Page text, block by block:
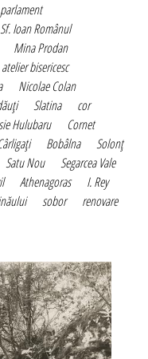
parlament
Sf. Ioan Românul
Mina Prodan
atelier bisericesc
Nicolae Colan
Slatina
cor
Hulubaru
Cornet
Bobâlna
Solonţ
Satu Nou
Segarcea Vale
Athenagoras
I. Rey
sobor renovare